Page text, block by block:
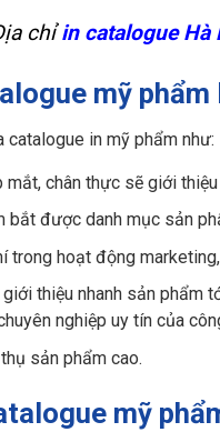
chỉ in catalogue Hà
mỹ phẩm
in mỹ phẩm như:
chân thực sẽ giới
bắt được danh mục sản
trong hoạt động
giới thiệu nhanh sản
nghiệp uy tín của
sản phẩm cao.
mỹ